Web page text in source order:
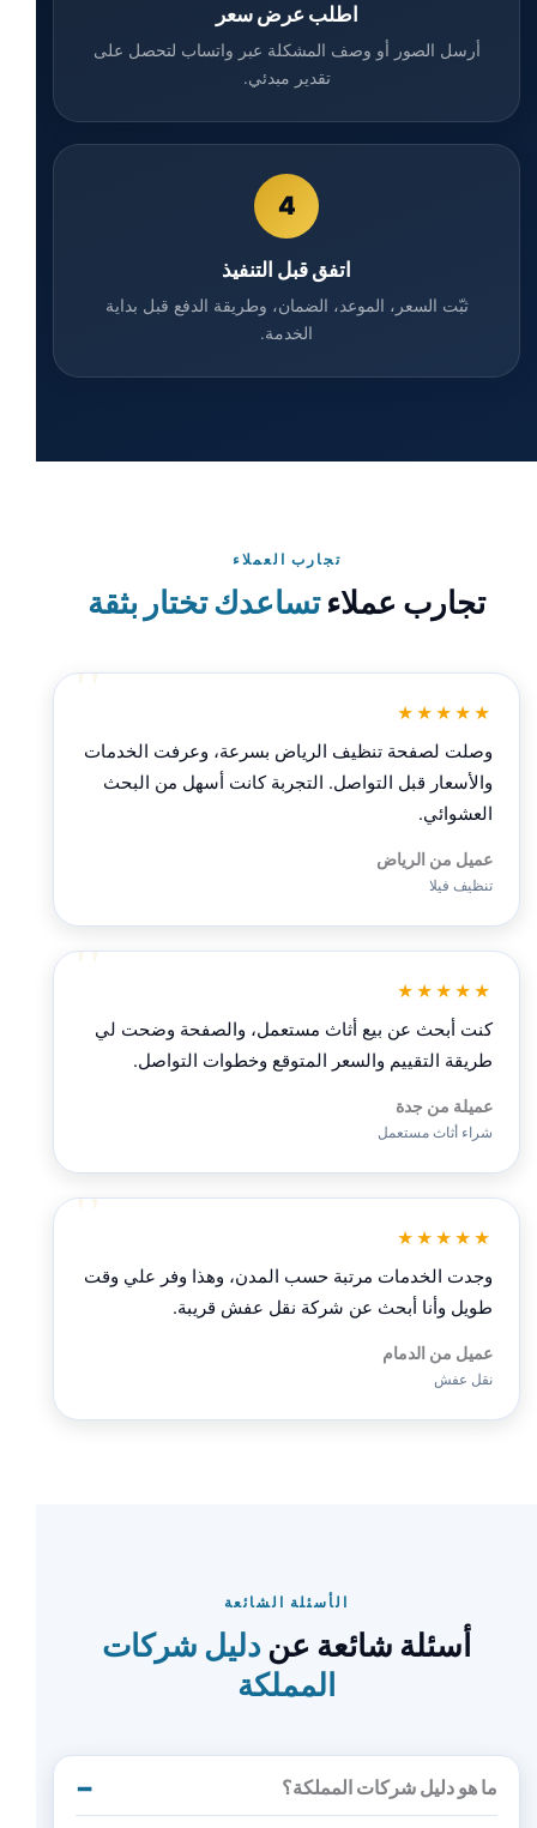
اطلب عرض سعر
أرسل الصور أو وصف المشكلة عبر واتساب لتحصل على
تقدير مبدئي.
4
اتفق قبل التنفيذ
ثبّت السعر، الموعد، الضمان، وطريقة الدفع قبل بداية
الخدمة.
تجارب العملاء
تجارب عملاءتساعدك تختار بثقة
★★★★★
وصلت لصفحة تنظيف الرياض بسرعة، وعرفت الخدمات
والأسعار قبل التواصل. التجربة كانت أسهل من البحث
العشوائي.
عميل من الرياض
تنظيف فيلا
★★★★★
كنت أبحث عن بيع أثاث مستعمل، والصفحة وضحت لي
طريقة التقييم والسعر المتوقع وخطوات التواصل.
عميلة من جدة
شراء أثاث مستعمل
★★★★★
وجدت الخدمات مرتبة حسب المدن، وهذا وفر علي وقت
طويل وأنا أبحث عن شركة نقل عفش قريبة.
عميل من الدمام
نقل عفش
الأسئلة الشائعة
أسئلة شائعة عن دليل شركات
المملكة
ما هو دليل شركات المملكة؟